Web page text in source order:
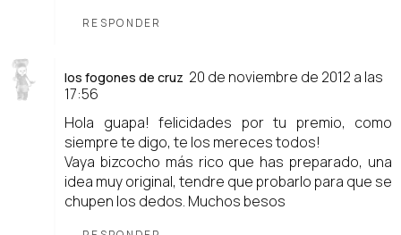
RESPONDER
los fogones de cruz 20 de noviembre de 2012 a las
17:56
Hola guapa! felicidades por tu premio, como
siempre te digo, te los mereces todos!
Vaya bizcocho más rico que has preparado, una
idea muy original, tendre que probarlo para que se
chupen los dedos. Muchos besos